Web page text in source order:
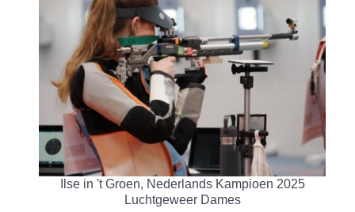
Ilse in 't Groen, Nederlands Kampioen 2025
Luchtgeweer Dames